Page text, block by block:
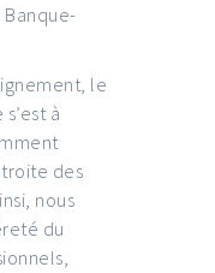
Banque-
le
à
des
nous
du